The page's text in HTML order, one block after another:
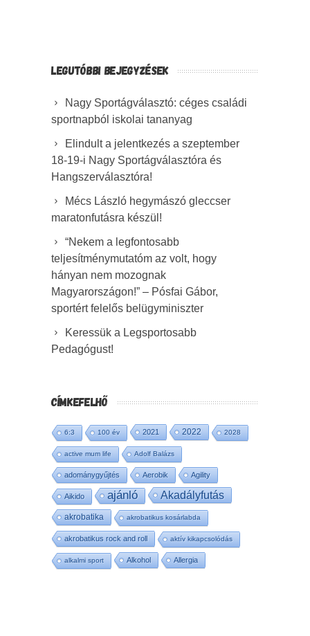
LEGUTÓBBI BEJEGYZÉSEK
Nagy Sportágválasztó: céges családi
sportnapból iskolai tananyag
Elindult a jelentkezés a szeptember
18-19-i Nagy Sportágválasztóra és
Hangszerválasztóra!
Mécs László hegymászó gleccser
maratonfutásra készül!
“Nekem a legfontosabb
teljesítménymutatóm az volt, hogy
hányan nem mozognak
Magyarországon!” – Pósfai Gábor,
sportért felelős belügyminiszter
Keressük a Legsportosabb
Pedagógust!
CÍMKEFELHŐ
6:3 100 év 2021 2022 2028
active mum life Adolf Balázs
adománygyűjtés Aerobik Agility
Aikido ajánló Akadályfutás
akrobatika akrobatikus kosárlabda
akrobatikus rock and roll aktív kikapcsolódás
alkalmi sport Alkohol Allergia